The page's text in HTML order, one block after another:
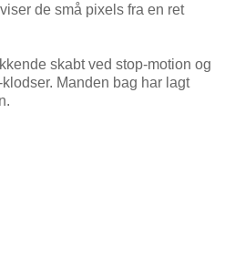
de små pixels fra en ret
skabt ved stop-motion og
Manden bag har lagt